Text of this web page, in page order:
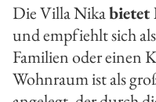
Die Villa Nikabietet
und empfiehlt sich
Familien oder einen
Wohnraum ist als